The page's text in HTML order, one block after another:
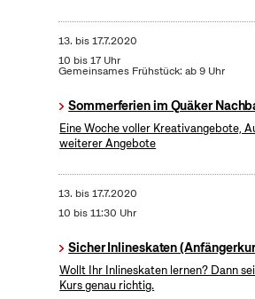
13. bis17.7.2020
10 bis 17 Uhr
Gemeinsames Frühstück: ab 9 Uhr
Sommerferien im Quäker
Eine Woche voller Kreativangebote,
weiterer Angebote
13. bis17.7.2020
10 bis 11:30 Uhr
Sicher Inlineskaten
Wollt Ihr Inlineskaten lernen? Dann
Kurs genau richtig.